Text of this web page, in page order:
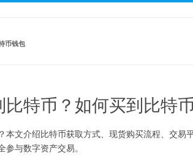
币钱包
比特币？如何买到比特
本文介绍比特币获取方式、现货购买流程、交易
参与数字资产交易。